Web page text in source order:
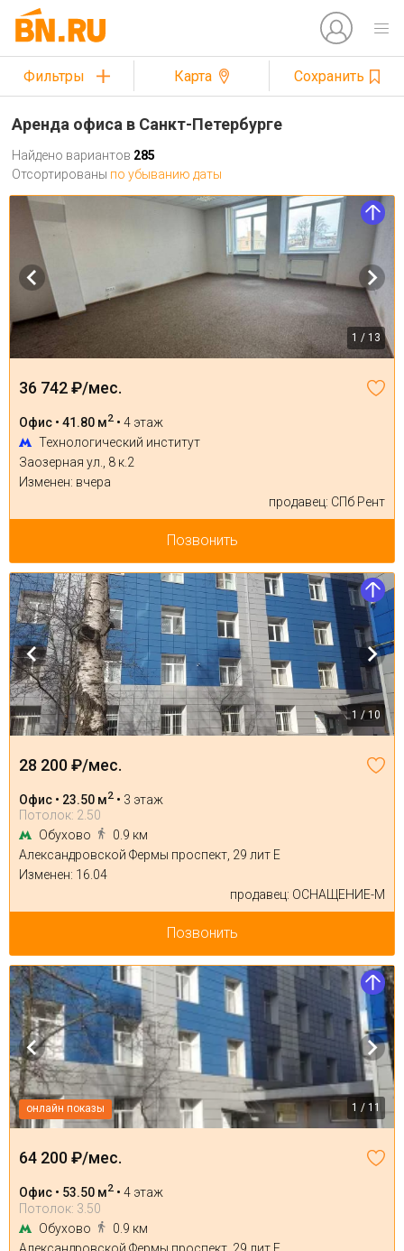
Фильтры Карта Сохранить
Аренда офиса в Санкт-Петербурге
Найдено вариантов 285
Отсортированы по убыванию даты
1 / 13
36 742 ₽/мес.
Офис • 41.80 м2 • 4 этаж
Технологический институт
Заозерная ул., 8 к.2
Изменен: вчера
продавец: СПб Рент
Позвонить
1 / 10
28 200 ₽/мес.
Офис • 23.50 м2 • 3 этаж
Потолок: 2.50
Обухово
0.9 км
Александровской Фермы проспект, 29 лит Е
Изменен: 16.04
продавец: ОСНАЩЕНИЕ-М
Позвонить
онлайн показы 1 / 11
64 200 ₽/мес.
Офис • 53.50 м2 • 4 этаж
Потолок: 3.50
Обухово
0.9 км